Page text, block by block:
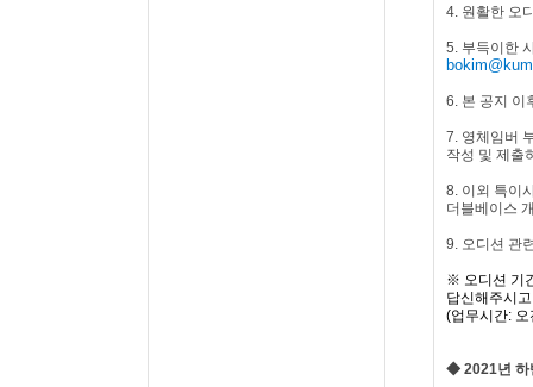
4. 원활한 오
5. 부득이한
6. 본 공지 이
7. 영체임버
작성 및 제출
8. 이외 특이
더블베이스
9. 오디션 관
※ 오디션 기
답신해주시고
(업무시간: 오
◆ 2021년